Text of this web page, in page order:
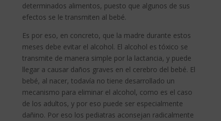
determinados alimentos, puesto que algunos de sus
efectos se le transmiten al bebé.
Es por eso, en concreto, que la madre durante estos
meses debe evitar el alcohol. El alcohol es tóxico se
transmite de manera simple por la lactancia, y puede
llegar a causar daños graves en el cerebro del bebé. El
bebé, al nacer, todavía no tiene desarrollado un
mecanismo para eliminar el alcohol, como es el caso
de los adultos, y por eso puede ser especialmente
dañino. Por eso los pediatras aconsejan radicalmente